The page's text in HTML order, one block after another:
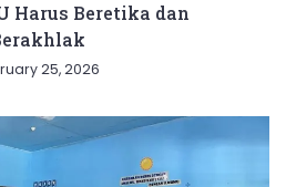
Harus Beretika dan
25, 2026